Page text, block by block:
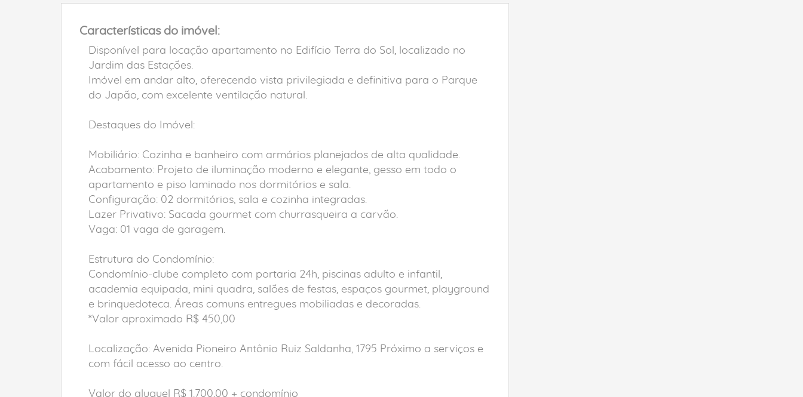
Características do imóvel:
Disponível para locação apartamento no Edifício Terra do Sol, localizado no
Jardim das Estações.
Imóvel em andar alto, oferecendo vista privilegiada e definitiva para o Parque
do Japão, com excelente ventilação natural.
Destaques do Imóvel:
Mobiliário: Cozinha e banheiro com armários planejados de alta qualidade.
Acabamento: Projeto de iluminação moderno e elegante, gesso em todo o
apartamento e piso laminado nos dormitórios e sala.
Configuração: 02 dormitórios, sala e cozinha integradas.
Lazer Privativo: Sacada gourmet com churrasqueira a carvão.
Vaga: 01 vaga de garagem.
Estrutura do Condomínio:
Condomínio-clube completo com portaria 24h, piscinas adulto e infantil,
academia equipada, mini quadra, salões de festas, espaços gourmet, playground
e brinquedoteca. Áreas comuns entregues mobiliadas e decoradas.
*Valor aproximado R$ 450,00
Localização: Avenida Pioneiro Antônio Ruiz Saldanha, 1795 Próximo a serviços e
com fácil acesso ao centro.
Valor do aluguel R$ 1.700,00 + condomínio